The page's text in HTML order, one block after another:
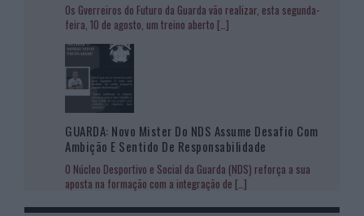
Os Gverreiros do Futuro da Guarda vão realizar, esta segunda-
feira, 10 de agosto, um treino aberto […]
GUARDA: Novo Mister Do NDS Assume Desafio Com
Ambição E Sentido De Responsabilidade
O Núcleo Desportivo e Social da Guarda (NDS) reforça a sua
aposta na formação com a integração de […]